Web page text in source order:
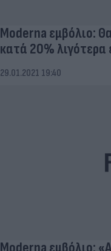
Moderna εμβόλιο:
κατά 20% λιγότερα
29.01.2021 19:40